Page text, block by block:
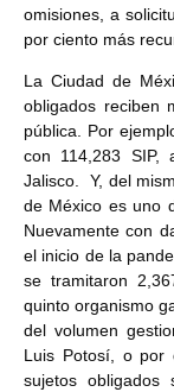
omisiones, a
por ciento más
La Ciudad de
obligados reciben
pública. Por
con 114,283 SIP,
Jalisco. Y, del
de México es uno
Nuevamente con
el inicio de la
se tramitaron
quinto organismo
del volumen
Luis Potosí, o por
sujetos